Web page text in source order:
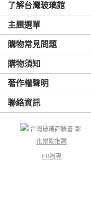
了解台灣玻璃館
主題選單
購物常見問題
購物須知
著作權聲明
聯絡資訊
FB粉專